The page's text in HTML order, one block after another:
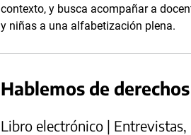
contexto, y busca acompañar a
y niñas a una alfabetización plena.
Hablemos de
Libro electrónico |